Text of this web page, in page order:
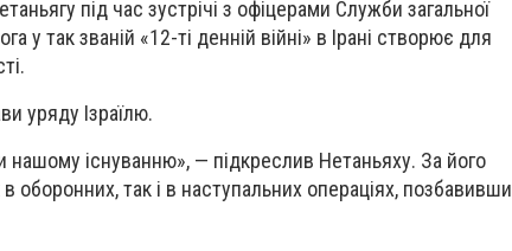
під час зустрічі з офіцерами Служби загальної
так званій «12-ті денній війні» в Ірані створює для
уряду Ізраїлю.
нашому існуванню», — підкреслив Нетаньяху. За його
оборонних, так і в наступальних операціях, позбавивши